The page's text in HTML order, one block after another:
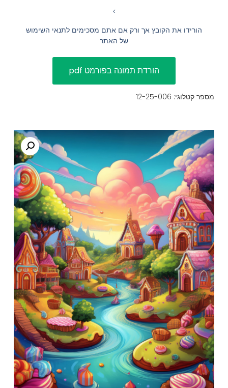
האפשרויות
הצהרת נגישות
>
הורידו את הקובץ אך ורק אם אתם מסכימים לתנאי השימוש
של האתר
מספר קטלוגי: 12-25-006